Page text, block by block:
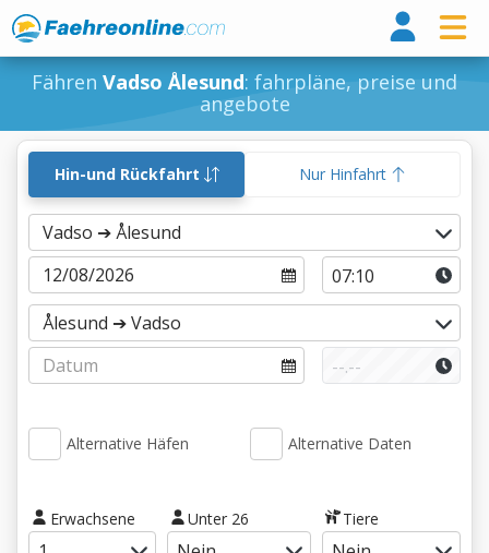
Fähren Vadso Ålesund: fahrpläne, preise und
angebote
Hin-und Rückfahrt Nur Hinfahrt
Alternative Häfen Alternative Daten
Erwachsene Unter 26 Tiere